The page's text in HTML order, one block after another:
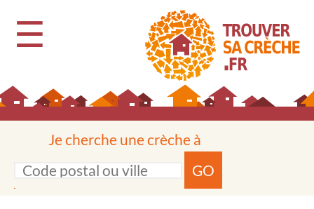
☰
Je cherche une crèche à
GO